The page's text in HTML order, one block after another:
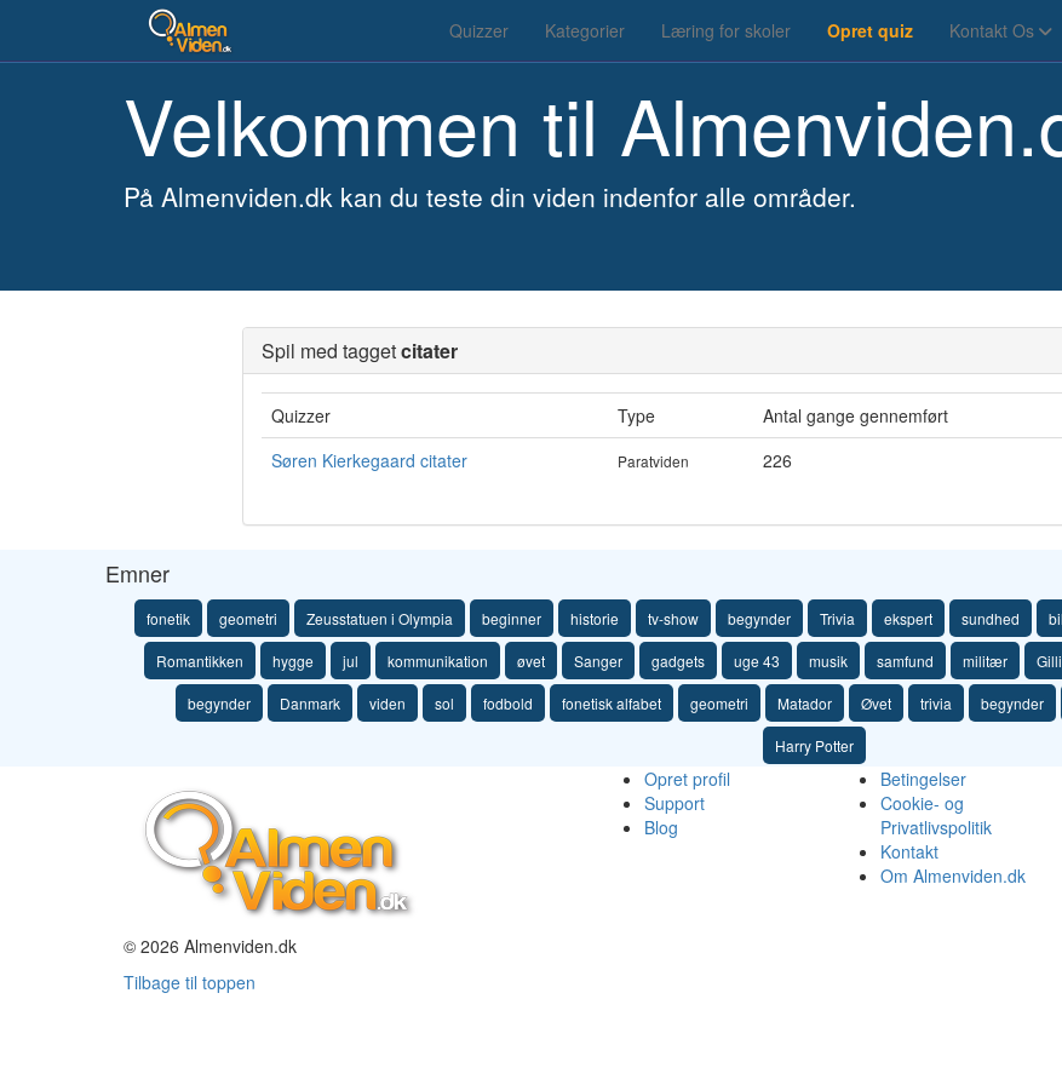
Quizzer Kategorier Læring for skoler Opret quiz Kontakt Os
Velkommen til
På Almenviden.dk kan du teste din viden indenfor alle områder.
Spil med taggetcitater
Quizzer Type Antal gange gennemført
Søren Kierkegaard citater
Paratviden 226
Emner
fonetik geometri Zeusstatuen i Olympia beginner historie tv-show begynder Trivia ekspert sundhed
Romantikken hygge jul kommunikation øvet Sanger gadgets uge 43 musik samfund militær Gilli
begynder Danmark viden sol fodbold fonetisk alfabet geometri Matador Øvet trivia begynder
Harry Potter
Opret profil
Support
Blog
Betingelser
Cookie- og
Privatlivspolitik
Kontakt
Om Almenviden.dk
© 2026 Almenviden.dk
Tilbage til toppen